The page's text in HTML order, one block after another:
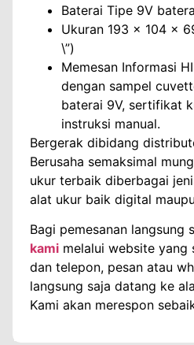
Baterai Tipe 9V
Ukuran 193 x 104 x
\”)
Memesan Informasi
dengan sampel
baterai 9V, sertifikat
instruksi manual.
Bergerak dibidang
Berusaha semaksimal
ukur terbaik diberbagai
alat ukur baik digital
Bagi pemesanan langsung
kami melalui website yang
dan telepon, pesan atau
langsung saja datang ke
Kami akan merespon